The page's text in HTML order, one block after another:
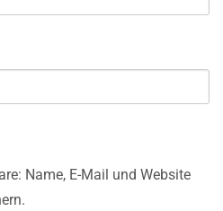
Name, E-Mail und Website